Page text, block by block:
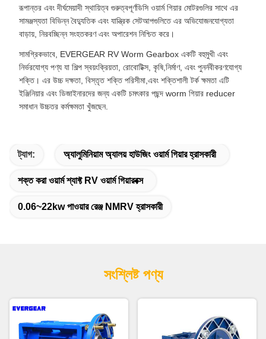
রূপান্তর এবং দীর্ঘমেয়াদী স্থায়িত্ব গুরুত্বপূর্ণডিসি ওয়ার্ম গিয়ার মোটরগুলির সাথে এর
সামঞ্জস্যতা বিভিন্ন বৈদ্যুতিক এবং যান্ত্রিক সেটআপগুলিতে এর অভিযোজনযোগ্যতা
বাড়ায়, নিরবচ্ছিন্ন সংহতকরণ এবং অপারেশন নিশ্চিত করে।
সামগ্রিকভাবে, EVERGEAR RV Worm Gearbox একটি বহুমুখী এবং
নির্ভরযোগ্য পণ্য যা শিল্প স্বয়ংক্রিয়তা, রোবোটিক্স, কৃষি,নির্মাণ, এবং পুনর্নবীকরণযোগ্য
শক্তি। এর উচ্চ দক্ষতা, বিস্তৃত শক্তি পরিসীমা,এবং শক্তিশালী টর্ক ক্ষমতা এটি
ইঞ্জিনিয়ার এবং ডিজাইনারদের জন্য একটি চমৎকার পছন্দ worm গিয়ার reducer
সমাধান উচ্চতর কর্মক্ষমতা খুঁজছেন.
ট্যাগ: অ্যালুমিনিয়াম অ্যালয় হাউজিং ওয়ার্ম গিয়ার হ্রাসকারী
শক্ত করা ওয়ার্ম শ্যাফ্ট RV ওয়ার্ম গিয়ারবক্স
0.06~22kw পাওয়ার রেঞ্জ NMRV হ্রাসকারী
সংশ্লিষ্ট পণ্য